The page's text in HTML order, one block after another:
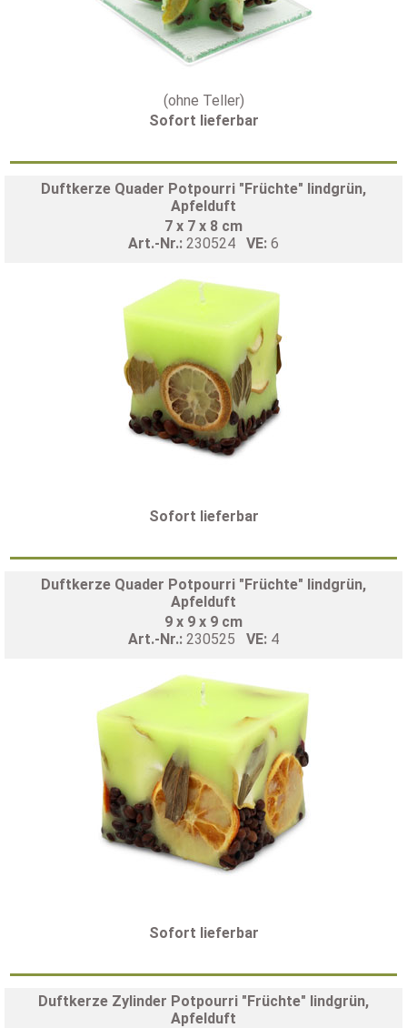
(ohne Teller)
Sofort lieferbar
Duftkerze Quader Potpourri "Früchte" lindgrün,
Apfelduft
7 x 7 x 8 cm
Art.-Nr.: 230524 VE: 6
Sofort lieferbar
Duftkerze Quader Potpourri "Früchte" lindgrün,
Apfelduft
9 x 9 x 9 cm
Art.-Nr.: 230525 VE: 4
Sofort lieferbar
Duftkerze Zylinder Potpourri "Früchte" lindgrün,
Apfelduft